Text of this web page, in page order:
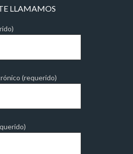
LLAMAMOS
(requerido)